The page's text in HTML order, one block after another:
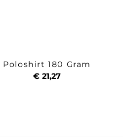
Poloshirt 180 Gram
€ 21,27